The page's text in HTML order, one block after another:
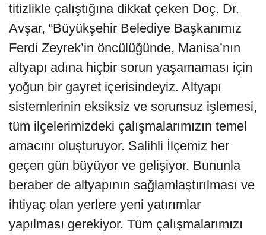
titizlikle çalıştığına dikkat çeken Doç. Dr.
Avşar, “Büyükşehir Belediye Başkanımız
Ferdi Zeyrek’in öncülüğünde, Manisa’nın
altyapı adına hiçbir sorun yaşamaması için
yoğun bir gayret içerisindeyiz. Altyapı
sistemlerinin eksiksiz ve sorunsuz işlemesi,
tüm ilçelerimizdeki çalışmalarımızın temel
amacını oluşturuyor. Salihli İlçemiz her
geçen gün büyüyor ve gelişiyor. Bununla
beraber de altyapının sağlamlaştırılması ve
ihtiyaç olan yerlere yeni yatırımlar
yapılması gerekiyor. Tüm çalışmalarımızı